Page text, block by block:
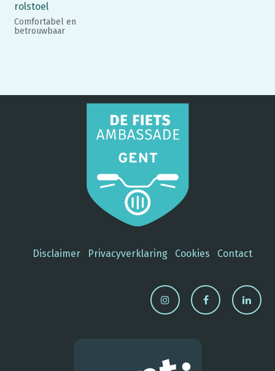
rolstoel
Comfortabel en
betrouwbaar
Disclaimer Privacyverklaring Cookies Contact